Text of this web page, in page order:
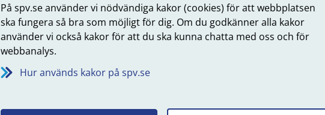
På spv.se använder vi nödvändiga kakor (cookies) för att webbplatsen
ska fungera så bra som möjligt för dig. Om du godkänner alla kakor
använder vi också kakor för att du ska kunna chatta med oss och för
webbanalys.
Hur används kakor på spv.se